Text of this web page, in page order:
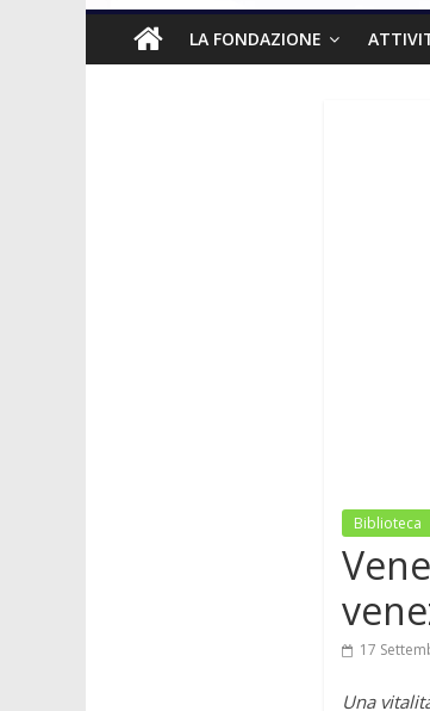
LA FONDAZIONE
Biblioteca
17
Una